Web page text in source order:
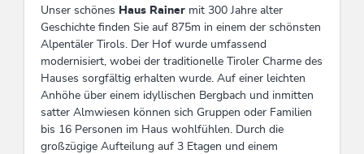
Unser schönes Haus Rainer mit 300 Jahre alter
Geschichte finden Sie auf 875m in einem der schönsten
Alpentäler Tirols. Der Hof wurde umfassend
modernisiert, wobei der traditionelle Tiroler Charme des
Hauses sorgfältig erhalten wurde. Auf einer leichten
Anhöhe über einem idyllischen Bergbach und inmitten
satter Almwiesen können sich Gruppen oder Familien
bis 16 Personen im Haus wohlfühlen. Durch die
großzügige Aufteilung auf 3 Etagen und einem